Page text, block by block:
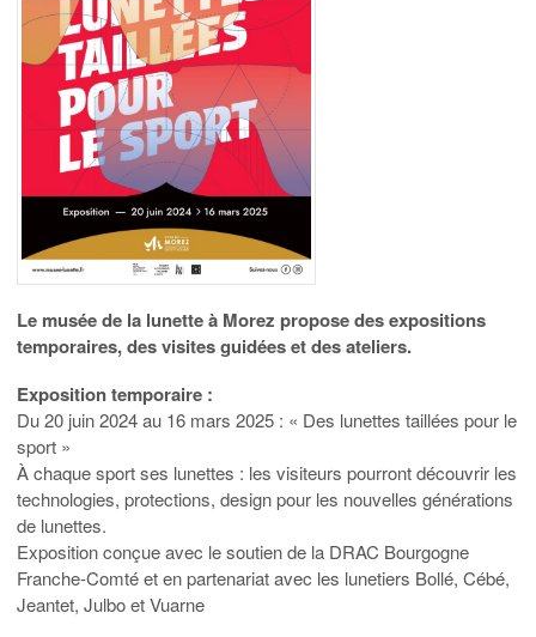
Le musée de la lunette à Morez propose des expositions
temporaires, des visites guidées et des ateliers.
Exposition temporaire :
Du 20 juin 2024 au 16 mars 2025 : « Des lunettes taillées pour le
sport »
À chaque sport ses lunettes : les visiteurs pourront découvrir les
technologies, protections, design pour les nouvelles générations
de lunettes.
Exposition conçue avec le soutien de la DRAC Bourgogne
Franche-Comté et en partenariat avec les lunetiers Bollé, Cébé,
Jeantet, Julbo et Vuarne